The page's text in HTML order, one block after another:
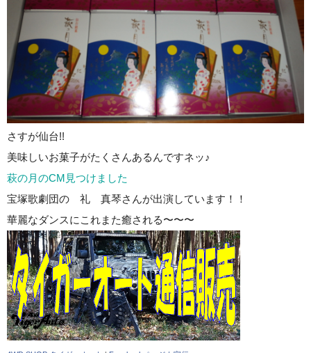
さすが仙台!!
美味しいお菓子がたくさんあるんですネッ♪
萩の月のCM見つけました
宝塚歌劇団の 礼 真琴さんが出演しています！！
華麗なダンスにこれまた癒される〜〜〜